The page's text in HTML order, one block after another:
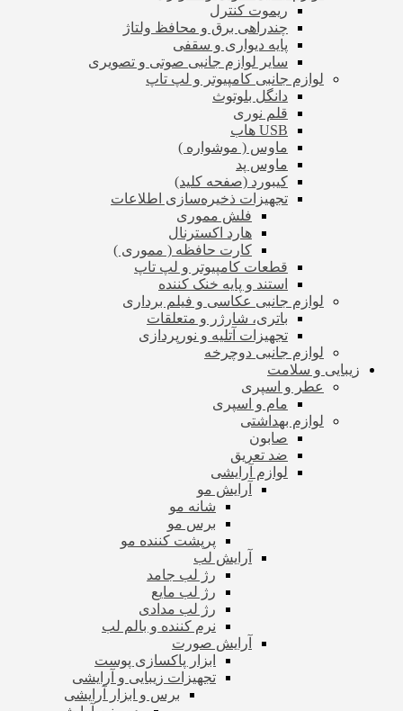
ریموت کنترل
چندراهی برق و محافظ ولتاژ
پایه دیواری و سقفی
سایر لوازم جانبی صوتی و تصویری
لوازم جانبی کامپیوتر و لپ تاپ
دانگل بلوتوث
قلم نوری
USB هاب
ماوس ( موشواره )
ماوس پد
کیبورد (صفحه کلید)
تجهیزات ذخیره‌سازی اطلاعات
فلش مموری
هارد اکسترنال
کارت حافظه ( مموری )
قطعات کامپیوتر و لپ تاپ
استند و پایه خنک کننده
لوازم جانبی عکاسی و فیلم برداری
باتری، شارژر و متعلقات
تجهیزات آتلیه و نورپردازی
لوازم جانبی دوچرخه
زیبایی و سلامت
عطر و اسپری
مام و اسپری
لوازم بهداشتی
صابون
ضد تعریق
لوازم آرایشی
آرایش مو
شانه مو
برس مو
پرپشت کننده مو
آرایش لب
رژ لب جامد
رژ لب مایع
رژ لب مدادی
نرم کننده و بالم لب
آرایش صورت
ابزار پاکسازی پوست
تجهیزات زیبایی و آرایشی
برس و ابزار آرایشی